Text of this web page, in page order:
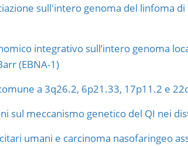
sull'intero genoma del linfoma
integrativo sull’intero genoma
(EBNA-1)
a 3q26.2, 6p21.33, 17p11.2 e
sul meccanismo genetico del QI nei
umani e carcinoma nasofaringeo